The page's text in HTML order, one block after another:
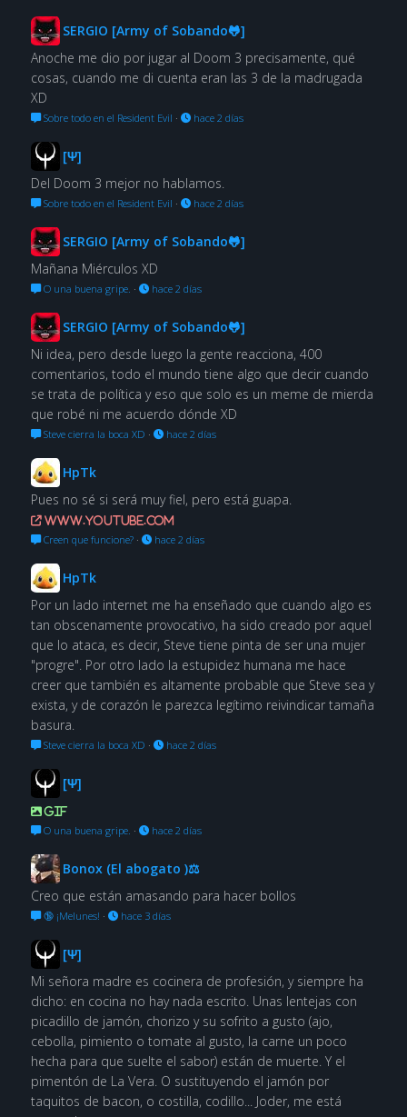
SERGIO [Army of Sobando🐸]
Anoche me dio por jugar al Doom 3 precisamente, qué
cosas, cuando me di cuenta eran las 3 de la madrugada
XD
Sobre todo en el Resident Evil · hace 2 días
[Ψ]
Del Doom 3 mejor no hablamos.
Sobre todo en el Resident Evil · hace 2 días
SERGIO [Army of Sobando🐸]
Mañana Miérculos XD
O una buena gripe. · hace 2 días
SERGIO [Army of Sobando🐸]
Ni idea, pero desde luego la gente reacciona, 400
comentarios, todo el mundo tiene algo que decir cuando
se trata de política y eso que solo es un meme de mierda
que robé ni me acuerdo dónde XD
Steve cierra la boca XD · hace 2 días
HpTk
Pues no sé si será muy fiel, pero está guapa.
www.youtube.com
Creen que funcione?· hace 2 días
HpTk
Por un lado internet me ha enseñado que cuando algo es
tan obscenamente provocativo, ha sido creado por aquel
que lo ataca, es decir, Steve tiene pinta de ser una mujer
"progre". Por otro lado la estupidez humana me hace
creer que también es altamente probable que Steve sea y
exista, y de corazón le parezca legítimo reivindicar tamaña
basura.
Steve cierra la boca XD · hace 2 días
[Ψ]
GIF
O una buena gripe. · hace 2 días
Bonox (El abogato )⚖
Creo que están amasando para hacer bollos
🔞 ¡Melunes! · hace 3 días
[Ψ]
Mi señora madre es cocinera de profesión, y siempre ha
dicho: en cocina no hay nada escrito. Unas lentejas con
picadillo de jamón, chorizo y su sofrito a gusto (ajo,
cebolla, pimiento o tomate al gusto, la carne un poco
hecha para que suelte el sabor) están de muerte. Y el
pimentón de La Vera. O sustituyendo el jamón por
taquitos de bacon, o costilla, codillo... Joder, me está